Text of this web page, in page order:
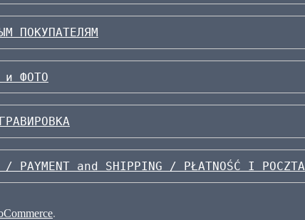
ПОКУПАТЕЛЯМ
и ФОТО
and SHIPPING / PŁATNOŚĆ I POCZTA
.